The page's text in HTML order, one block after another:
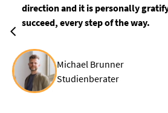
direction and it is personally
succeed, every step of the way.
Michael Brunner
Studienberater